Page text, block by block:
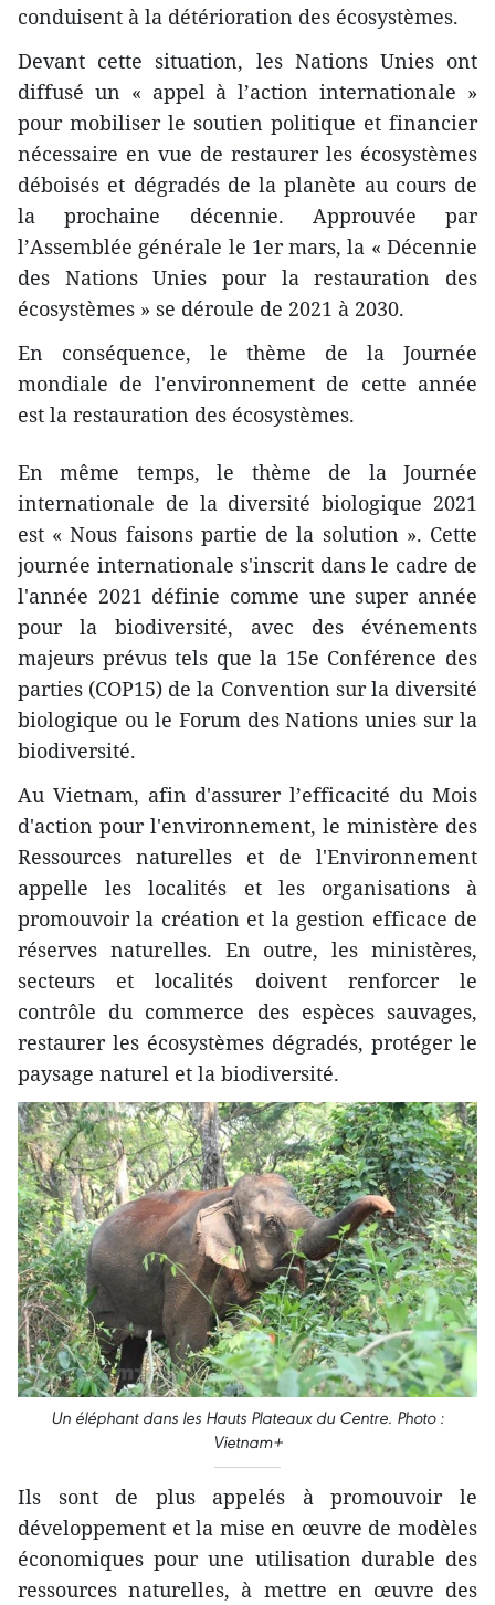
conduisent à la détérioration des écosystèmes.
Devant cette situation, les Nations Unies ont
diffusé un « appel à l’action internationale »
pour mobiliser le soutien politique et financier
nécessaire en vue de restaurer les écosystèmes
déboisés et dégradés de la planète au cours de
la prochaine décennie. Approuvée par
l’Assemblée générale le 1er mars, la « Décennie
des Nations Unies pour la restauration des
écosystèmes » se déroule de 2021 à 2030.
En conséquence, le thème de la Journée
mondiale de l'environnement de cette année
est la restauration des écosystèmes.
En même temps, le thème de la Journée
internationale de la diversité biologique 2021
est « Nous faisons partie de la solution ». Cette
journée internationale s'inscrit dans le cadre de
l'année 2021 définie comme une super année
pour la biodiversité, avec des événements
majeurs prévus tels que la 15e Conférence des
parties (COP15) de la Convention sur la diversité
biologique ou le Forum des Nations unies sur la
biodiversité.
Au Vietnam, afin d'assurer l’efficacité du Mois
d'action pour l'environnement, le ministère des
Ressources naturelles et de l'Environnement
appelle les localités et les organisations à
promouvoir la création et la gestion efficace de
réserves naturelles. En outre, les ministères,
secteurs et localités doivent renforcer le
contrôle du commerce des espèces sauvages,
restaurer les écosystèmes dégradés, protéger le
paysage naturel et la biodiversité.
Un éléphant dans les Hauts Plateaux du Centre. Photo :
Vietnam+
Ils sont de plus appelés à promouvoir le
développement et la mise en œuvre de modèles
économiques pour une utilisation durable des
ressources naturelles, à mettre en œuvre des